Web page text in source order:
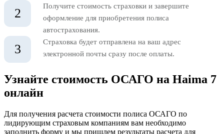
2
Получите стоимость страховки и завершите
оформление для приобретения полиса
автострахования.
3
Страховка будет отправлена на ваш адрес
электронной почты сразу после оплаты.
Узнайте стоимость ОСАГО на Haima 7
онлайн
Для получения расчета стоимости полиса ОСАГО по
лидирующим страховым компаниям вам необходимо
заполнить форму и мы пришлем результаты расчета для